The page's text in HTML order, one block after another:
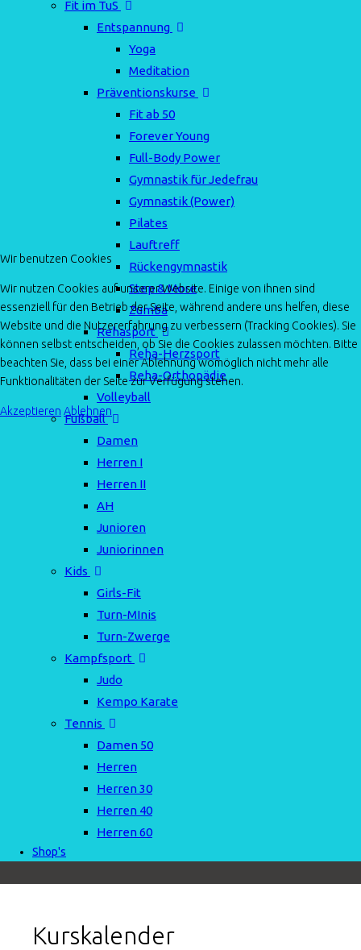
Fit im TuS
Entspannung
Yoga
Meditation
Präventionskurse
Fit ab 50
Forever Young
Full-Body Power
Gymnastik für Jedefrau
Gymnastik (Power)
Pilates
Lauftreff
Rückengymnastik
Step & More
Zumba
Rehasport
Reha-Herzsport
Reha-Orthopädie
Volleyball
Fußball
Damen
Herren I
Herren II
AH
Junioren
Juniorinnen
Kids
Girls-Fit
Turn-MInis
Turn-Zwerge
Kampfsport
Judo
Kempo Karate
Tennis
Damen 50
Herren
Herren 30
Herren 40
Herren 60
Shop's
Kurskalender
Wir benutzen Cookies
Wir nutzen Cookies auf unserer Website. Einige von ihnen sind
essenziell für den Betrieb der Seite, während andere uns helfen, diese
Website und die Nutzererfahrung zu verbessern (Tracking Cookies). Sie
können selbst entscheiden, ob Sie die Cookies zulassen möchten. Bitte
beachten Sie, dass bei einer Ablehnung womöglich nicht mehr alle
Funktionalitäten der Seite zur Verfügung stehen.
Akzeptieren Ablehnen